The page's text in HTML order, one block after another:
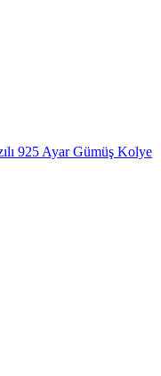
925 Ayar Gümüş Kolye